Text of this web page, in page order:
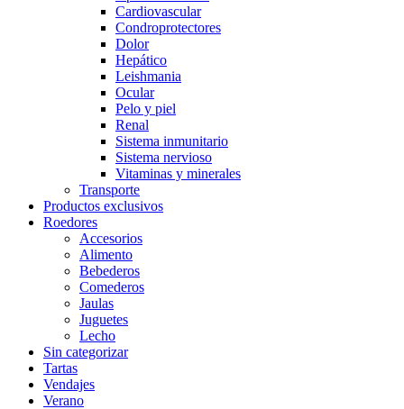
Cardiovascular
Condroprotectores
Dolor
Hepático
Leishmania
Ocular
Pelo y piel
Renal
Sistema inmunitario
Sistema nervioso
Vitaminas y minerales
Transporte
Productos exclusivos
Roedores
Accesorios
Alimento
Bebederos
Comederos
Jaulas
Juguetes
Lecho
Sin categorizar
Tartas
Vendajes
Verano